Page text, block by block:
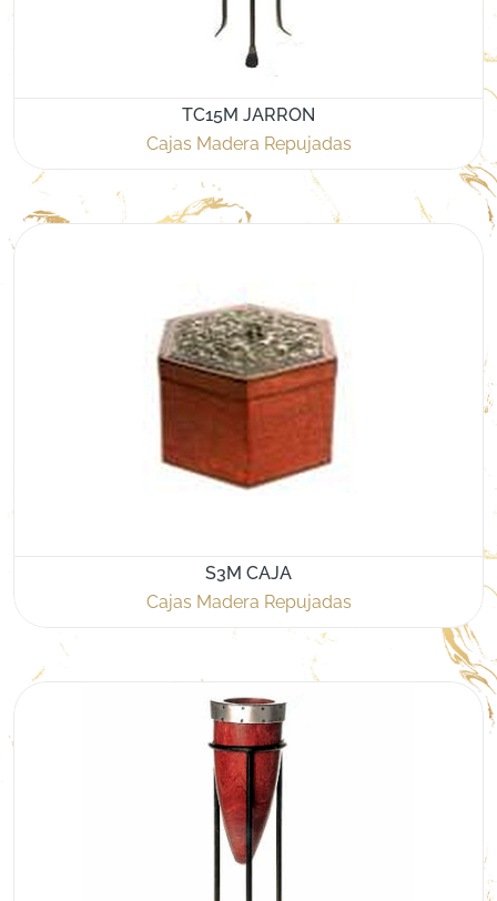
TC15M JARRON
Cajas Madera Repujadas
S3M CAJA
Cajas Madera Repujadas